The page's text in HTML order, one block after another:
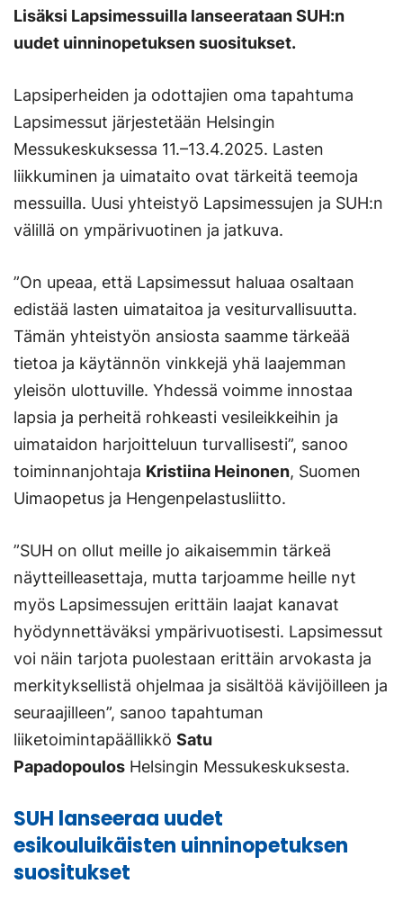
Lisäksi Lapsimessuilla lanseerataan SUH:n
uudet uinninopetuksen suositukset.
Lapsiperheiden ja odottajien oma tapahtuma
Lapsimessut järjestetään Helsingin
Messukeskuksessa 11.–13.4.2025. Lasten
liikkuminen ja uimataito ovat tärkeitä teemoja
messuilla. Uusi yhteistyö Lapsimessujen ja SUH:n
välillä on ympärivuotinen ja jatkuva.
”On upeaa, että Lapsimessut haluaa osaltaan
edistää lasten uimataitoa ja vesiturvallisuutta.
Tämän yhteistyön ansiosta saamme tärkeää
tietoa ja käytännön vinkkejä yhä laajemman
yleisön ulottuville. Yhdessä voimme innostaa
lapsia ja perheitä rohkeasti vesileikkeihin ja
uimataidon harjoitteluun turvallisesti”, sanoo
toiminnanjohtaja Kristiina Heinonen, Suomen
Uimaopetus ja Hengenpelastusliitto.
”SUH on ollut meille jo aikaisemmin tärkeä
näytteilleasettaja, mutta tarjoamme heille nyt
myös Lapsimessujen erittäin laajat kanavat
hyödynnettäväksi ympärivuotisesti. Lapsimessut
voi näin tarjota puolestaan erittäin arvokasta ja
merkityksellistä ohjelmaa ja sisältöä kävijöilleen ja
seuraajilleen”, sanoo tapahtuman
liiketoimintapäällikkö Satu
Papadopoulos Helsingin Messukeskuksesta.
SUH lanseeraa uudet
esikouluikäisten uinninopetuksen
suositukset